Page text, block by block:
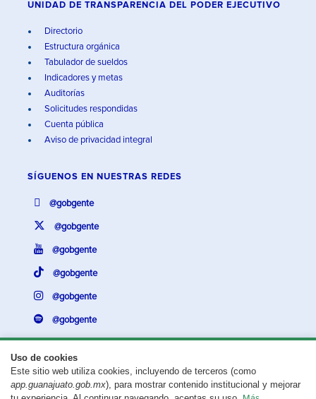
Uso de cookies
Este sitio web utiliza cookies, incluyendo de terceros (como
app.guanajuato.gob.mx), para mostrar contenido institucional y mejorar
UNIDAD DE TRANSPARENCIA DEL PODER EJECUTIVO
Directorio
Estructura orgánica
Tabulador de sueldos
Indicadores y metas
Auditorías
Solicitudes respondidas
Cuenta pública
Aviso de privacidad integral
SÍGUENOS EN NUESTRAS REDES
@gobgente
@gobgente
@gobgente
@gobgente
@gobgente
@gobgente
¿Existe algún problema con esta página?Repórtalo aquí.